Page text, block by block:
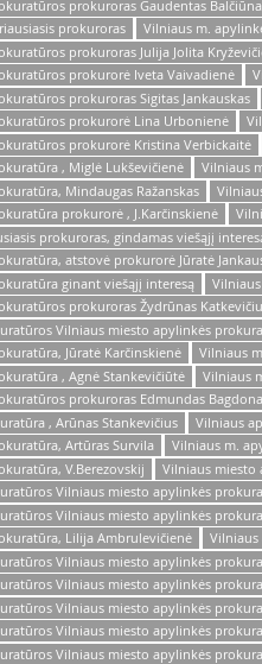
prokuroras Gaudentas
prokuroras
Vilniaus m.
prokuroras Julija Jolita
prokurorė Iveta Vaivadienė
prokuroras Sigitas Jankauskas
prokurorė Lina Urbonienė
prokurorė Kristina Verbickaitė
, Miglė Lukševičienė
Vilniaus
Mindaugas Ražanskas
prokurorė , J.Karčinskienė
prokuroras, gindamas viešąjį
atstovė prokurorė Jūratė
ginant viešąjį interesą
prokuroras Žydrūnas
Vilniaus miesto apylinkės
Jūratė Karčinskienė
Vilniaus
, Agnė Stankevičiūtė
Vilniaus
prokuroras Edmundas
, Arūnas Stankevičius
Vilniaus
Artūras Survila
Vilniaus m.
V.Berezovskij
Vilniaus miesto
Vilniaus miesto apylinkės
Vilniaus miesto apylinkės
Lilija Ambrulevičienė
Vilniaus miesto apylinkės
Vilniaus miesto apylinkės
Vilniaus miesto apylinkės
Vilniaus miesto apylinkės
Vilniaus miesto apylinkės